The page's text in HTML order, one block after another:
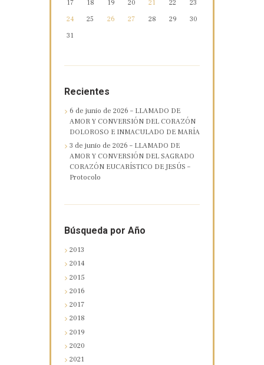
17
18 19 20 21 22
23
24
25 26 27 28 29
30
31
Recientes
6 de junio de 2026 – LLAMADO DE
AMOR Y CONVERSIÓN DEL CORAZÓN
DOLOROSO E INMACULADO DE MARÍA
3 de junio de 2026 – LLAMADO DE
AMOR Y CONVERSIÓN DEL SAGRADO
CORAZÓN EUCARÍSTICO DE JESÚS –
Protocolo
Búsqueda por Año
2013
2014
2015
2016
2017
2018
2019
2020
2021